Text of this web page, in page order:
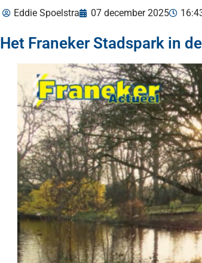
Eddie Spoelstra 07 december 2025
Het Franeker Stadspark in